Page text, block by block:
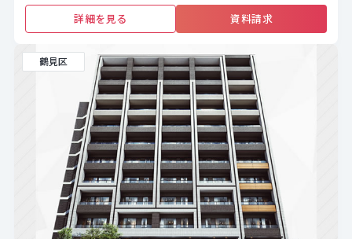
詳細を見る 資料請求
鶴見区